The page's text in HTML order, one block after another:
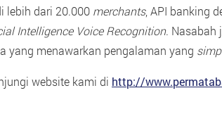
lebih dari 20.000 merchants, API banking
Intelligence Voice Recognition. Nasabah
yang menawarkan pengalaman yang
website kami di http://